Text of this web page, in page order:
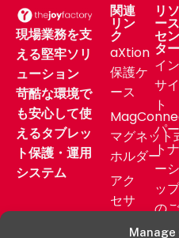
Manage
現場業務を支
える堅牢ソリ
ューション
苛酷な環境で
も安心して使
えるタブレッ
ト保護・運用
システム
関連
リン
ク
aXtion
保護ケ
ース
マグネット
ホルダー
アク
セサ
リソ
ース
セン
ター
イン
サイ
ト
パ
トナ
ーシ
ッ
の
相